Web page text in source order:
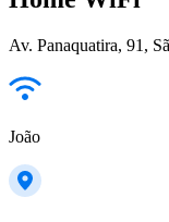
Av. Panaquatira, 91,
João